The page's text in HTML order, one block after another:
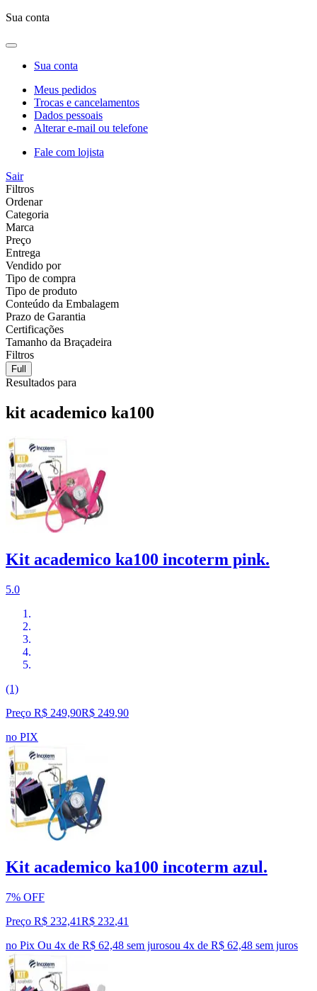
Sua conta
Sua conta
Meus pedidos
Trocas e cancelamentos
Dados pessoais
Alterar e-mail ou telefone
Fale com lojista
Sair
Filtros
Ordenar
Categoria
Marca
Preço
Entrega
Vendido por
Tipo de compra
Tipo de produto
Conteúdo da Embalagem
Prazo de Garantia
Certificações
Tamanho da Braçadeira
Filtros
Full
Resultados para
kit academico ka100
Kit academico ka100 incoterm pink.
5.0
(1)
Preço R$ 249,90R$ 249,90
no PIX
Kit academico ka100 incoterm azul.
7% OFF
Preço R$ 232,41R$ 232,41
no Pix Ou 4x de R$ 62,48 sem jurosou 4x de R$ 62,48 sem juros